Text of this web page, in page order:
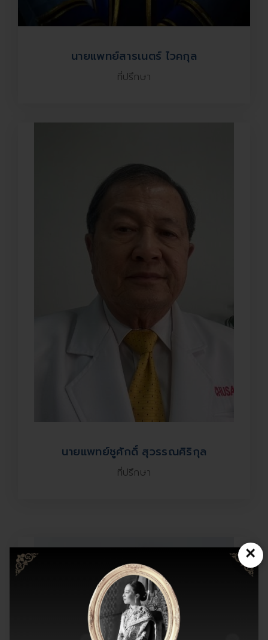
นายแพทย์สารเนตร์ ไวคกุล
ที่ปรึกษา
นายแพทย์ชูศักดิ์ สุวรรณศิริกุล
ที่ปรึกษา
×